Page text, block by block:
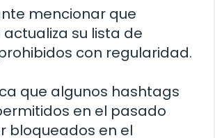
mencionar que
su lista de
con regularidad.
que algunos hashtags
en el pasado
bloqueados en el